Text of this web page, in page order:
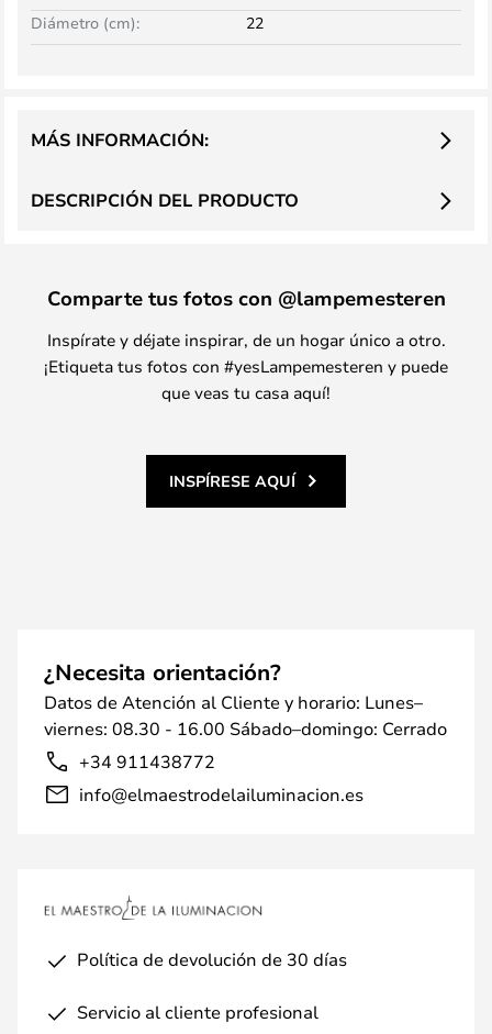
Diámetro (cm): 22
DESCRIPCIÓN DEL PRODUCTO
MÁS INFORMACIÓN:
Comparte tus fotos con @lampemesteren
Inspírate y déjate inspirar, de un hogar único a otro.
¡Etiqueta tus fotos con #yesLampemesteren y puede
que veas tu casa aquí!
INSPÍRESE AQUÍ
¿Necesita orientación?
Datos de Atención al Cliente y horario: Lunes–
viernes: 08.30 - 16.00 Sábado–domingo: Cerrado
+34 911438772
info@elmaestrodelailuminacion.es
Política de devolución de 30 días
Servicio al cliente profesional